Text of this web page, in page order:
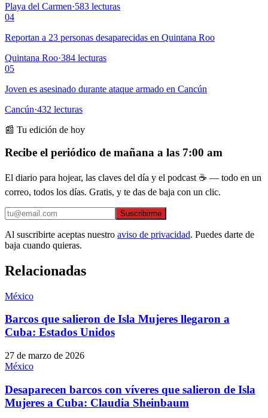
Playa del Carmen·583 lecturas
04
Reportan a 23 personas desaparecidas en Quintana Roo
Quintana Roo·384 lecturas
05
Joven es asesinado durante ataque armado en Cancún
Cancún·432 lecturas
📰 Tu edición de hoy
Recibe el periódico de mañana a las 7:00 am
El diario para hojear, las claves del día y el podcast ☕ — todo en un
correo, todos los días. Gratis, y te das de baja con un clic.
Suscribirme
Al suscribirte aceptas nuestro aviso de privacidad. Puedes darte de
baja cuando quieras.
Relacionadas
México
Barcos que salieron de Isla Mujeres llegaron a
Cuba: Estados Unidos
27 de marzo de 2026
México
Desaparecen barcos con víveres que salieron de Isla
Mujeres a Cuba: Claudia Sheinbaum